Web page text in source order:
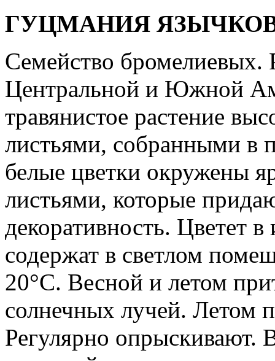
ГУЦМАНИЯ
Семейство бромелиевых.
Центральной и Южной
травянистое растение
листьями, собранными в
белые цветки окружены
листьями, которые
декоративность. Цветет
содержат в светлом
20°С. Весной и летом
солнечных лучей. Летом
Регулярно опрыскивают.